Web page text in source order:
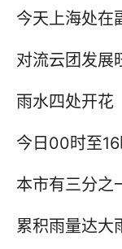
今天上海处在
对流云团发展
雨水四处开花
今日00时至
本市有三分之
累积雨量达大